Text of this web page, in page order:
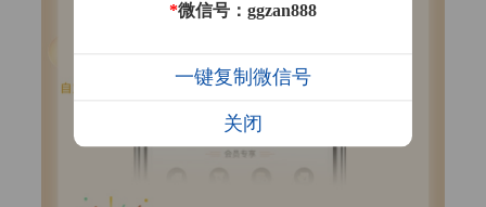
*微信号：ggzan888
一键复制微信号
关闭